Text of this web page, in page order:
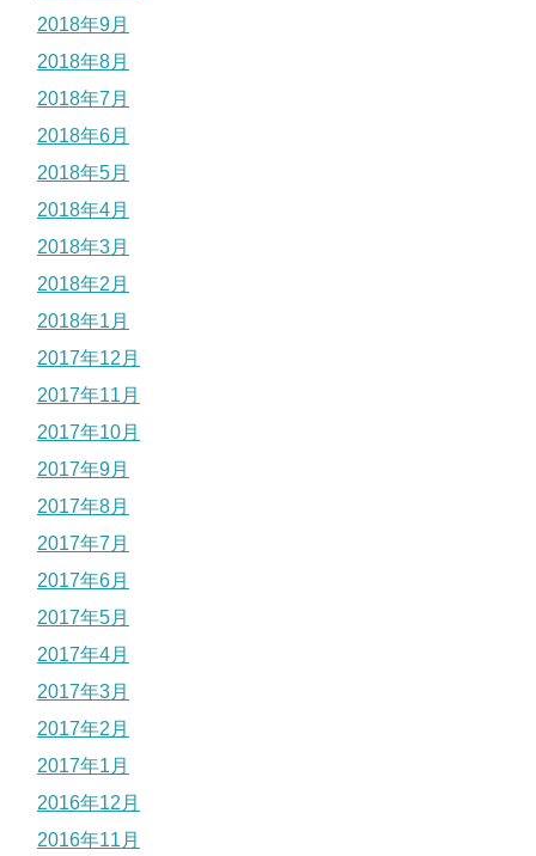
2018年9月
2018年8月
2018年7月
2018年6月
2018年5月
2018年4月
2018年3月
2018年2月
2018年1月
2017年12月
2017年11月
2017年10月
2017年9月
2017年8月
2017年7月
2017年6月
2017年5月
2017年4月
2017年3月
2017年2月
2017年1月
2016年12月
2016年11月